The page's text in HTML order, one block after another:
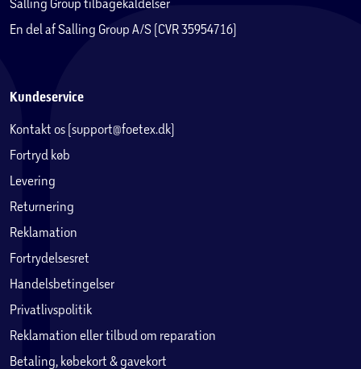
En del af Salling Group A/S (CVR 35954716)
Kundeservice
Kontakt os (support@foetex.dk)
Fortryd køb
Levering
Returnering
Reklamation
Fortrydelsesret
Handelsbetingelser
Privatlivspolitik
Reklamation eller tilbud om reparation
Betaling, købekort & gavekort